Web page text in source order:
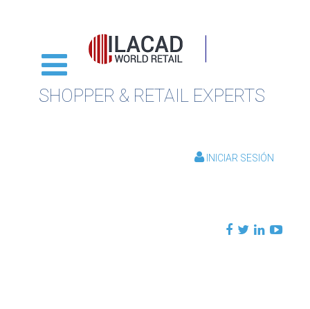
SHOPPER & RETAIL EXPERTS
INICIAR SESIÓN